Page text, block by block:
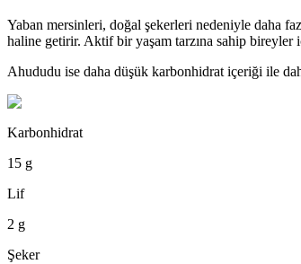
Yaban mersinleri, doğal şekerleri nedeniyle daha
haline getirir. Aktif bir yaşam tarzına sahip bireyler
Ahududu ise daha düşük karbonhidrat içeriği ile
Karbonhidrat
15 g
Lif
2 g
Şeker